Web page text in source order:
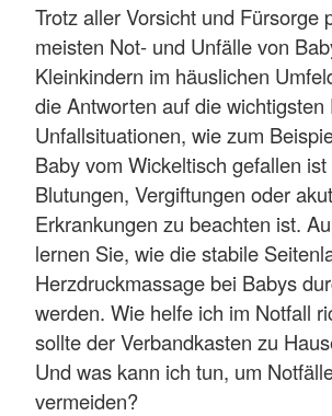
Trotz aller Vorsicht und Fürsorge
meisten Not- und Unfälle von
Kleinkindern im häuslichen
die Antworten auf die wichtigsten
Unfallsituationen, wie zum
Baby vom Wickeltisch gefallen
Blutungen, Vergiftungen oder
Erkrankungen zu beachten ist.
lernen Sie, wie die stabile
Herzdruckmassage bei Babys
werden. Wie helfe ich im Notfall
sollte der Verbandkasten zu
Und was kann ich tun, um
vermeiden?